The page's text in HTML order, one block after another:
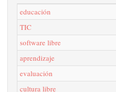
educación
TIC
software libre
aprendizaje
evaluación
cultura libre